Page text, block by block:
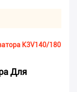
K3V140/180
Для